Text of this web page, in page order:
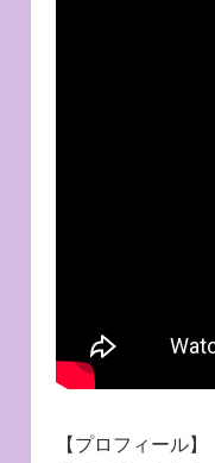
【プロフィール】